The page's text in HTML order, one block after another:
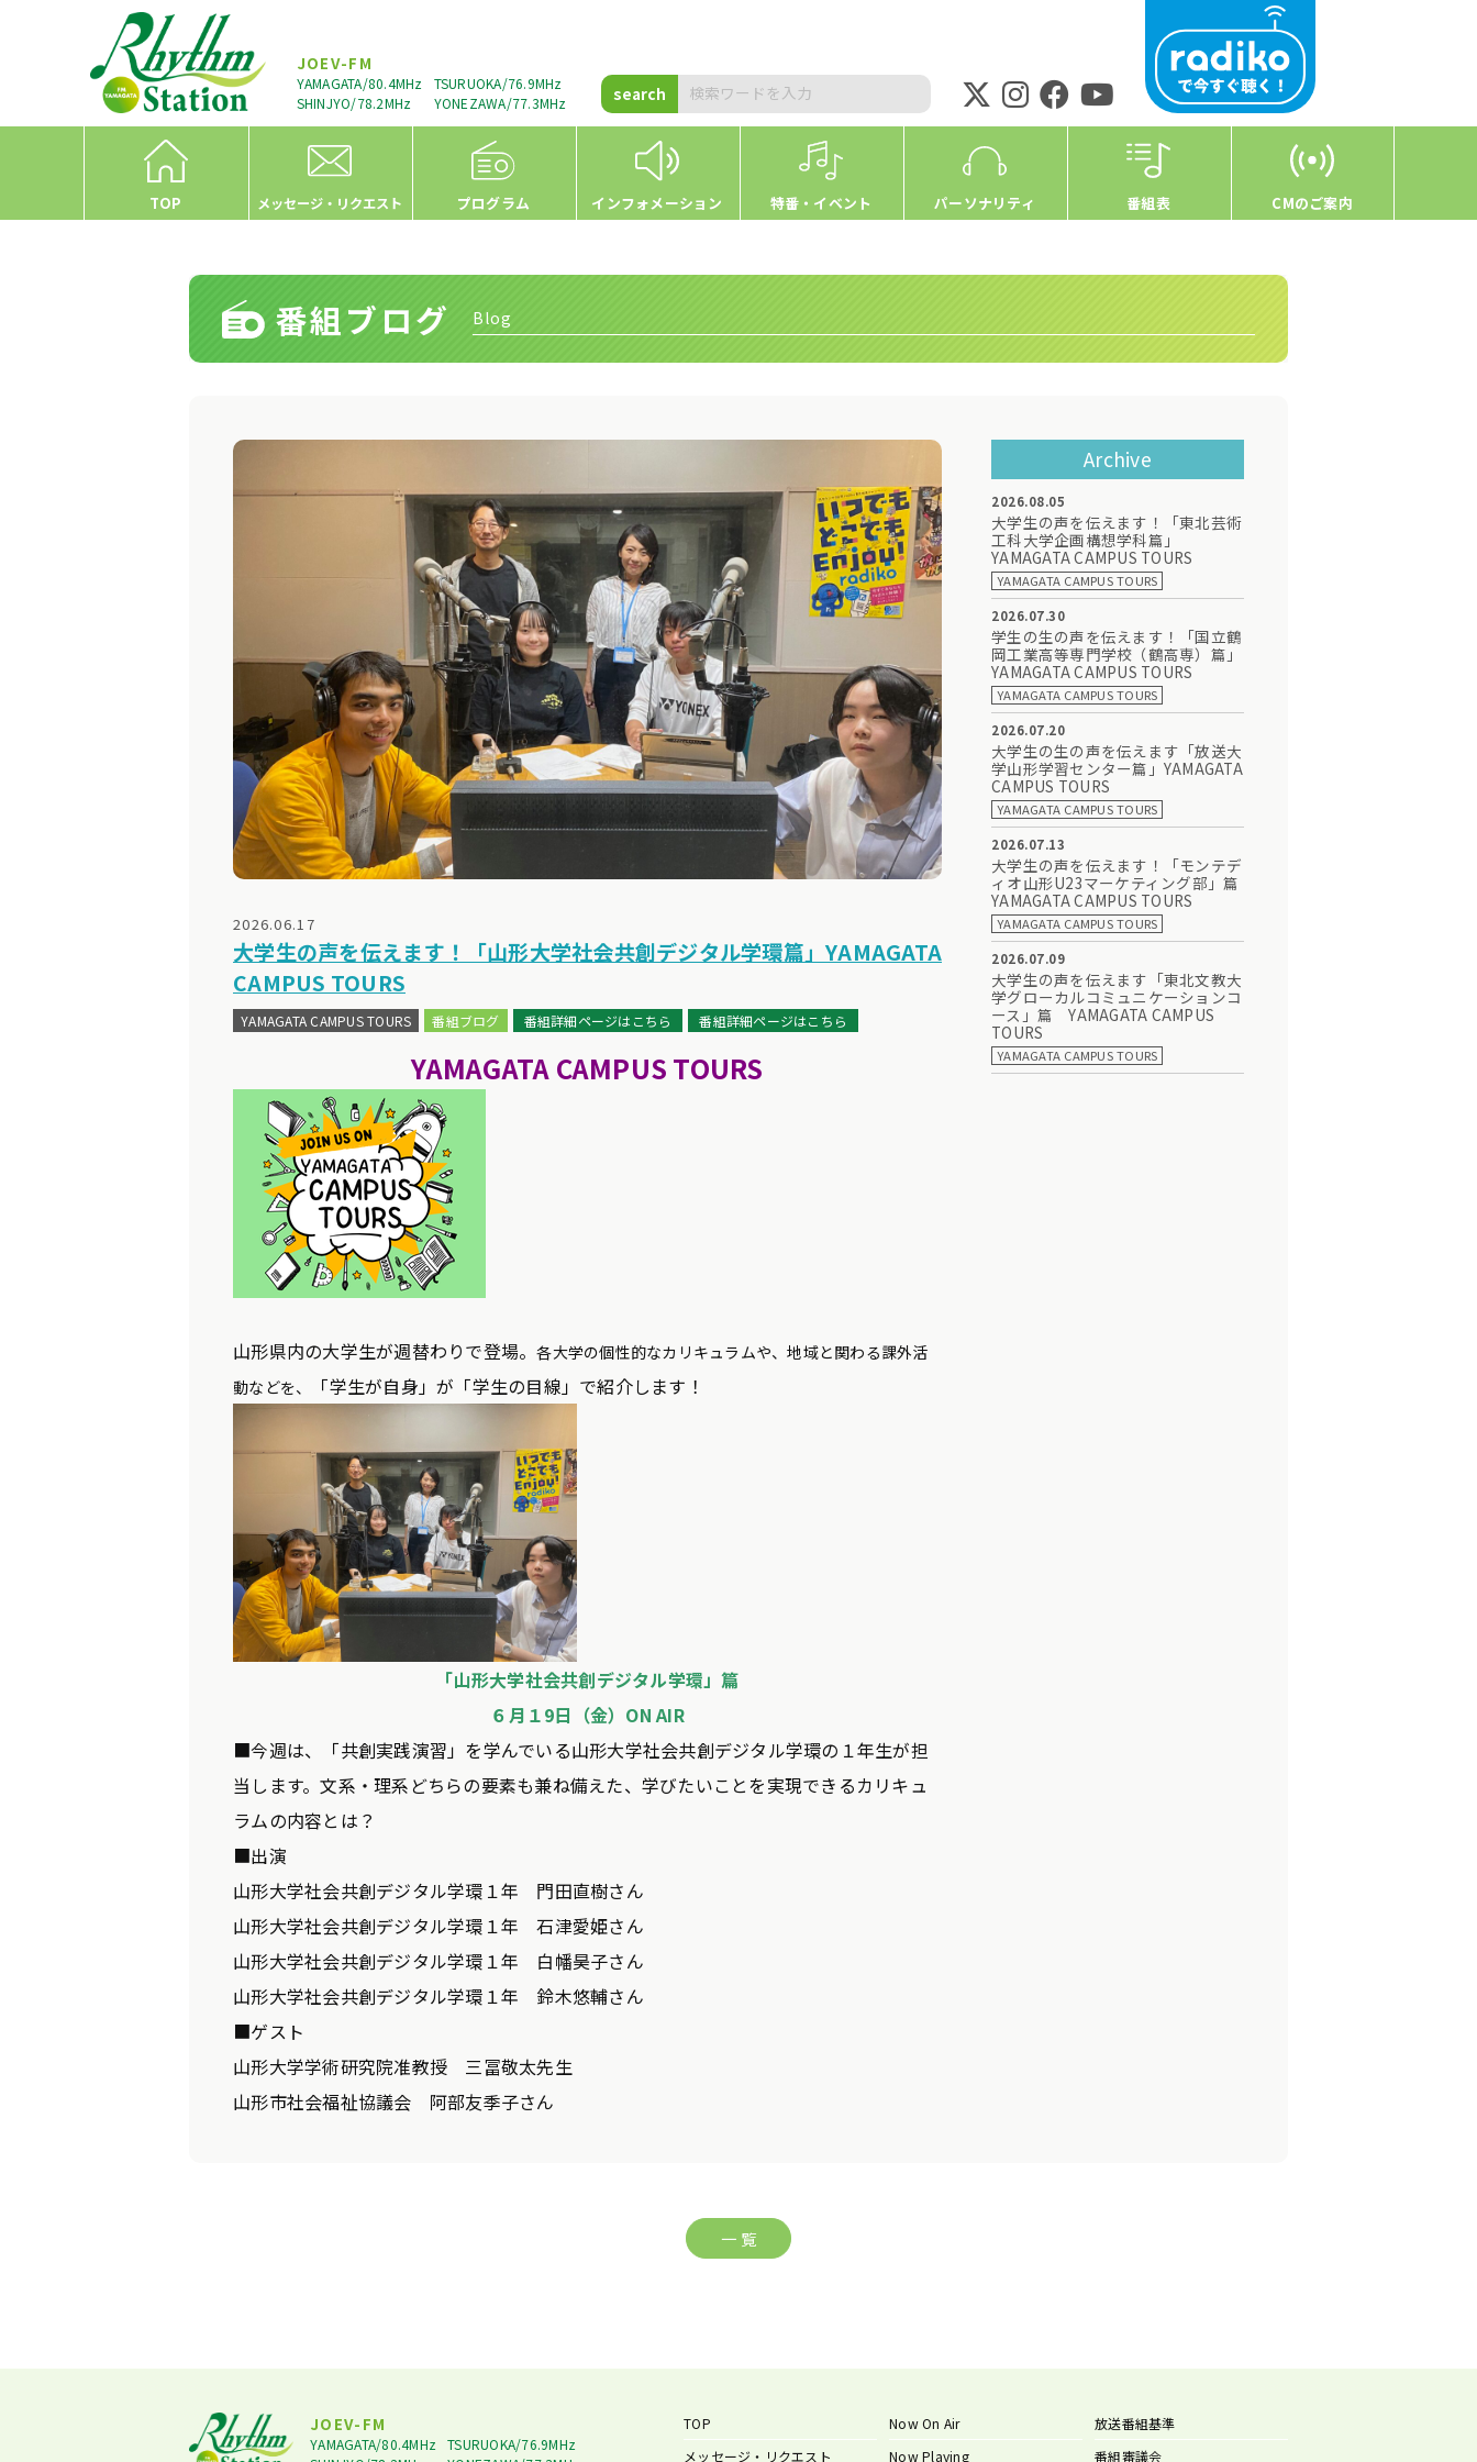
JOEV-FM
YAMAGATA/80.4MHz
TSURUOKA/76.9MHz
SHINJYO/78.2MHz
YONEZAWA/77.3MHz search
TOP メッセージ・リクエスト プログラム インフォメーション 特番・イベント パーソナリティ 番組表 CMのご案内
番組ブログ Blog
2026.06.17
大学生の声を伝えます！「山形大学社会共創デジタル学環篇」YAMAGATA
CAMPUS TOURS
YAMAGATA CAMPUS TOURS 番組ブログ 番組詳細ページはこちら 番組詳細ページはこちら
YAMAGATA CAMPUS TOURS
山形県内の大学生が週替わりで登場。各大学の個性的なカリキュラムや、地域と関わる課外活
動などを、
「学生が自身」が「学生の目線」で紹介します！
「山形大学社会共創デジタル学環」篇
６ 月１9日 （金）ON AIR
■今週は、「共創実践演習」を学んでいる山形大学社会共創デジタル学環の１年生が担
当します。文系・理系どちらの要素も兼ね備えた、学びたいことを実現できるカリキュ
ラムの内容とは？
■出演
山形大学社会共創デジタル学環１年 門田直樹さん
山形大学社会共創デジタル学環１年 石津愛姫さん
山形大学社会共創デジタル学環１年 白幡昊子さん
山形大学社会共創デジタル学環１年 鈴木悠輔さん
■ゲスト
山形大学学術研究院准教授 三冨敬太先生
山形市社会福祉協議会 阿部友季子さん
Archive
2026.08.05
大学生の声を伝えます！「東北芸術
工科大学企画構想学科篇」
YAMAGATA CAMPUS TOURS
YAMAGATA CAMPUS TOURS
2026.07.30
学生の生の声を伝えます！「国立鶴
岡工業高等専門学校（鶴高専）篇」
YAMAGATA CAMPUS TOURS
YAMAGATA CAMPUS TOURS
2026.07.20
大学生の生の声を伝えます「放送大
学山形学習センター篇」YAMAGATA
CAMPUS TOURS
YAMAGATA CAMPUS TOURS
2026.07.13
大学生の声を伝えます！「モンテデ
ィオ山形U23マーケティング部」篇
YAMAGATA CAMPUS TOURS
YAMAGATA CAMPUS TOURS
2026.07.09
大学生の声を伝えます「東北文教大
学グローカルコミュニケーションコ
ース」篇 YAMAGATA CAMPUS
TOURS
YAMAGATA CAMPUS TOURS
一 覧
JOEV-FM
YAMAGATA/80.4MHz
TSURUOKA/76.9MHz
TOP
メッセージ・リクエスト
Now On Air
Now Playing
放送番組基準
番組審議会